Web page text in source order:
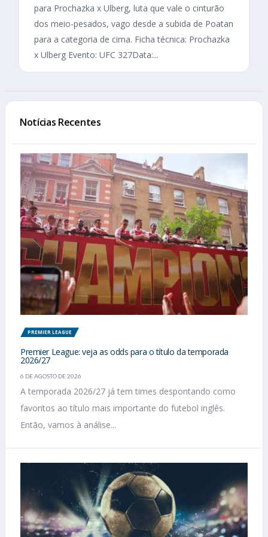
para Prochazka x Ulberg, luta que vale o cinturão
dos meio-pesados, vago desde a subida de Poatan
para a categoria de cima. Ficha técnica: Prochazka
x Ulberg Evento: UFC 327Data:...
Notícias Recentes
PREMIER LEAGUE
Premier League: veja as odds para o título da temporada
2026/27
6 DE AGOSTO DE 2026
A temporada 2026/27 já tem times despontando como
favoritos ao título mais importante do futebol inglês.
Então, vamos à análise...